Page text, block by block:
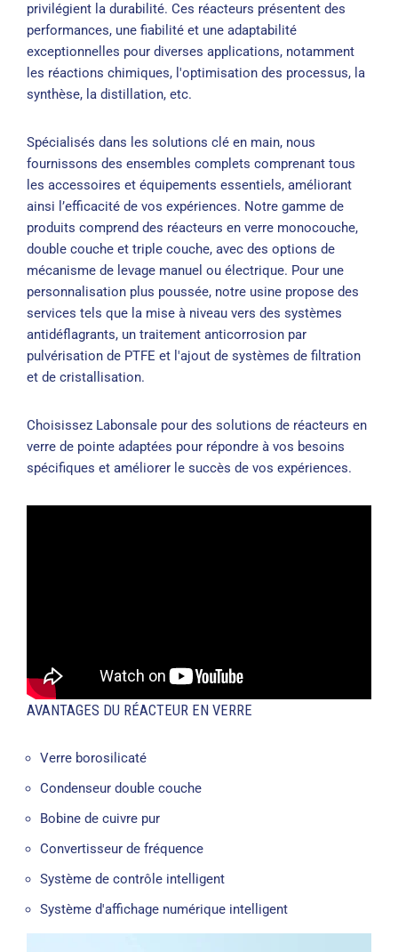
privilégient la durabilité. Ces réacteurs présentent des
performances, une fiabilité et une adaptabilité
exceptionnelles pour diverses applications, notamment
les réactions chimiques, l'optimisation des processus, la
synthèse, la distillation, etc.
Spécialisés dans les solutions clé en main, nous
fournissons des ensembles complets comprenant tous
les accessoires et équipements essentiels, améliorant
ainsi l’efficacité de vos expériences. Notre gamme de
produits comprend des réacteurs en verre monocouche,
double couche et triple couche, avec des options de
mécanisme de levage manuel ou électrique. Pour une
personnalisation plus poussée, notre usine propose des
services tels que la mise à niveau vers des systèmes
antidéflagrants, un traitement anticorrosion par
pulvérisation de PTFE et l'ajout de systèmes de filtration
et de cristallisation.
Choisissez Labonsale pour des solutions de réacteurs en
verre de pointe adaptées pour répondre à vos besoins
spécifiques et améliorer le succès de vos expériences.
AVANTAGES DU RÉACTEUR EN VERRE
Verre borosilicaté
Condenseur double couche
Bobine de cuivre pur
Convertisseur de fréquence
Système de contrôle intelligent
Système d'affichage numérique intelligent